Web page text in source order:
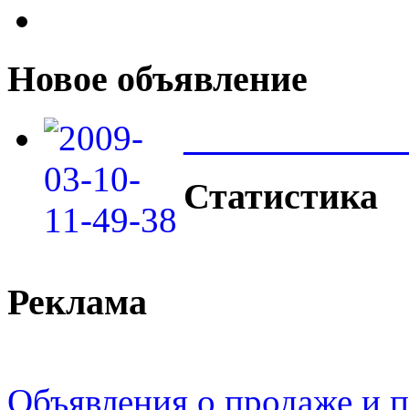
Новое объявление
Статистика
Реклама
Объявления о продаже и